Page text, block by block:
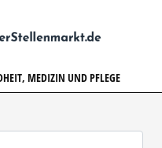
MEDIZIN UND PFLEGE